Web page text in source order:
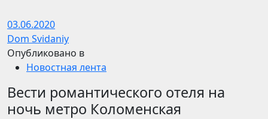
03.06.2020
Dom Svidaniy
Опубликовано в
Новостная лента
Вести романтического отеля на
ночь метро Коломенская